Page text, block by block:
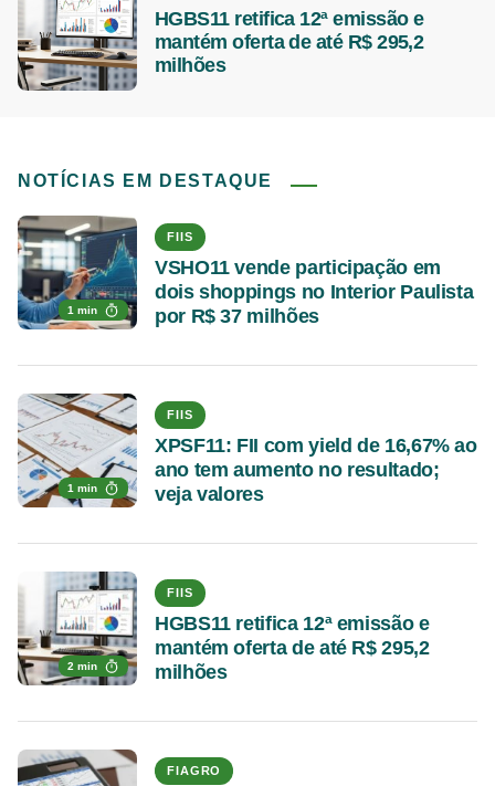
HGBS11 retifica 12ª emissão e
mantém oferta de até R$ 295,2
milhões
NOTÍCIAS EM DESTAQUE
1 min
FIIS
VSHO11 vende participação em
dois shoppings no Interior Paulista
por R$ 37 milhões
1 min
FIIS
XPSF11: FII com yield de 16,67% ao
ano tem aumento no resultado;
veja valores
2 min
FIIS
HGBS11 retifica 12ª emissão e
mantém oferta de até R$ 295,2
milhões
FIAGRO